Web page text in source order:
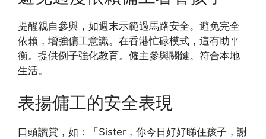
提醒親自參與，如週末示範過馬路安全。避免完全
依賴，增強傭工意識。在香港忙碌模式，這有助平
衡。提供例子強化教育。僱主參與關鍵。符合本地
生活。
表揚傭工的安全表現
口頭讚賞，如：「Sister，你今日好好睇住孩子，謝